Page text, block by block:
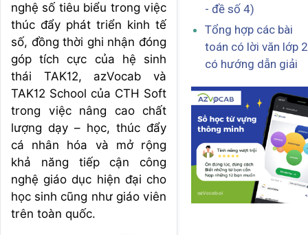
nghệ số tiêu biểu trong việc
thúc đẩy phát triển kinh tế
số, đồng thời ghi nhận đóng
góp tích cực của hệ sinh
thái TAK12, azVocab và
TAK12 School của CTH Soft
trong việc nâng cao chất
lượng dạy – học, thúc đẩy
cá nhân hóa và mở rộng
khả năng tiếp cận công
nghệ giáo dục hiện đại cho
học sinh cũng như giáo viên
trên toàn quốc.
- đề số 4)
Tổng hợp các bài
toán có lời văn lớp 2
có hướng dẫn giải